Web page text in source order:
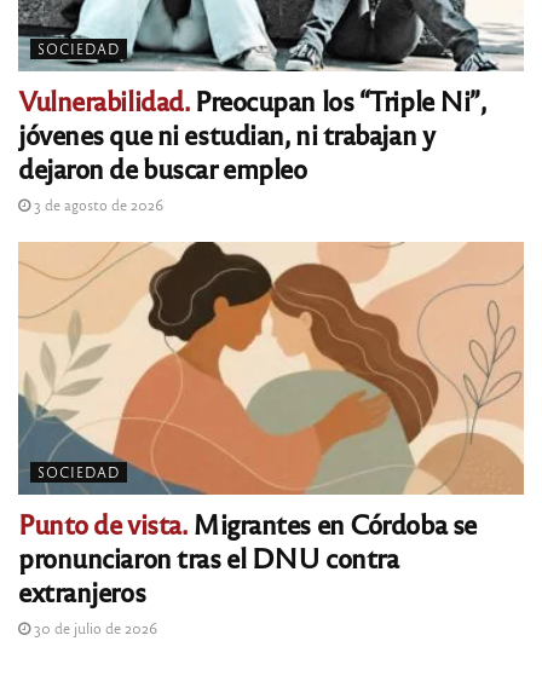
SOCIEDAD
Vulnerabilidad.Preocupan los “Triple Ni”,
jóvenes que ni estudian, ni trabajan y
dejaron de buscar empleo
3 de agosto de 2026
SOCIEDAD
Punto de vista.Migrantes en Córdoba se
pronunciaron tras el DNU contra
extranjeros
30 de julio de 2026